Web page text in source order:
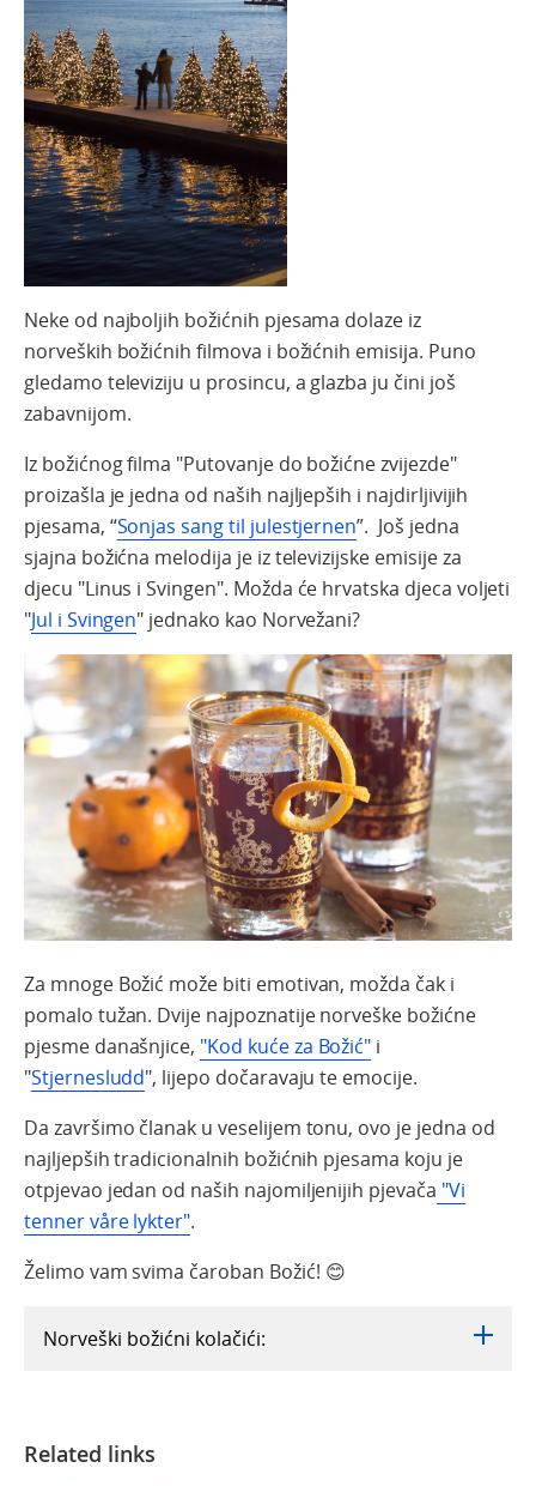
Neke od najboljih božićnih pjesama dolaze iz
norveških božićnih filmova i božićnih emisija. Puno
gledamo televiziju u prosincu, a glazba ju čini još
zabavnijom.
Iz božićnog filma "Putovanje do božićne zvijezde"
proizašla je jedna od naših najljepših i najdirljivijih
pjesama, “Sonjas sang til julestjernen”. Još jedna
sjajna božićna melodija je iztelevizijske emisijeza
djecu "Linus i Svingen". Možda će hrvatska djeca voljeti
"Jul i Svingen" jednako kao Norvežani?
Za mnoge Božić može biti emotivan, možda čaki
pomalo tužan. Dvije najpoznatije norveške božićne
pjesme današnjice, "Kod kućeza Božić" i
"Stjernesludd", lijepo dočaravaju te emocije.
Da završimo članak uveselijem tonu, ovo je jedna od
najljepših tradicionalnih božićnih pjesama koju je
otpjevao jedan od naših najomiljenijih pjevača "Vi
tenner våre lykter".
Želimo vam svima čaroban Božić! 😊
Norveški božićni kolačići:
Related links